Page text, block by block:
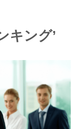
キング’